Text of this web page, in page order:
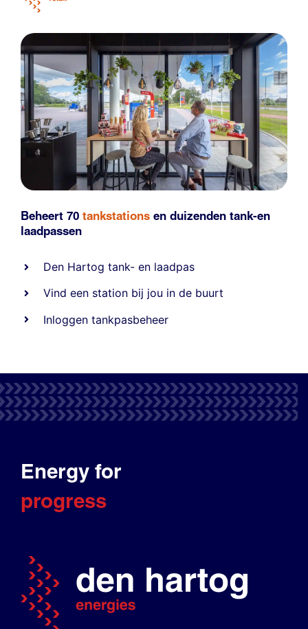
Beheert 70 tankstations en duizenden tank-en
laadpassen
Den Hartog tank- en laadpas
Vind een station bij jou in de buurt
Inloggen tankpasbeheer
Energy for
progress